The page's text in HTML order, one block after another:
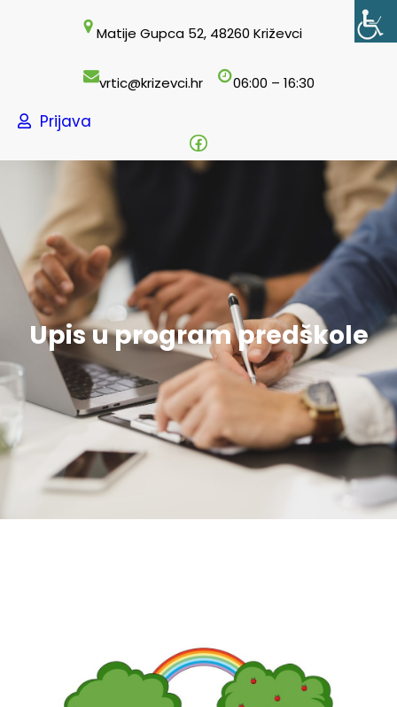
Matije Gupca 52, 48260 Križevci
vrtic@krizevci.hr 06:00 – 16:30
Prijava
Facebook
Upis u program predškole